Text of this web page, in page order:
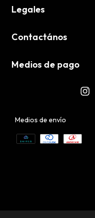
Legales
Contactános
Medios de pago
Medios de envío